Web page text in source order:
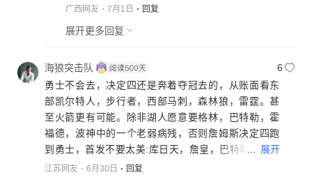
广西网友 7月1日 回复
展开更多回复
海狼突击队
6
勇士不会去，决定四还是奔着夺冠去的，从账面看东
部凯尔特人，步行者，西部马刺，森林狼，雷霆。甚
至火箭更有可能。除非湖人愿意要格林，巴特勒，霍
福德，波神中的一个老弱病残，否则詹姆斯决定四跑
到勇士，首发不要太美:库日天，詹皇，巴特勒，霍福
德，格林。加起来接近200岁，有种名人堂慈善赛的感
展开
江苏网友 6月30日 回复